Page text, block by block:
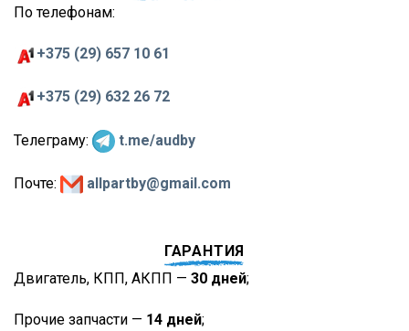
По телефонам:
+375 (29) 657 10 61
+375 (29) 632 26 72
Телеграму: t.me/audby
Почте: allpartby@gmail.com
ГАРАНТИЯ
Двигатель, КПП, АКПП — 30 дней;
Прочие запчасти — 14 дней;